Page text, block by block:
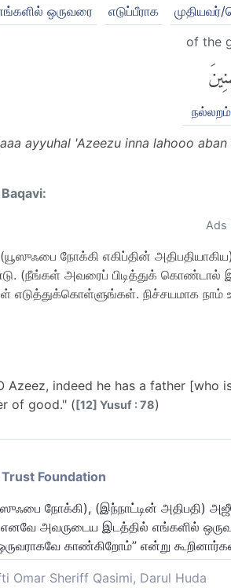
முதியவர்/
எடுப்பீராக
ஒருவரை
of the
ayyuhal 'Azeezu inna lahooo
Ads
நோக்கி எகிப்தின்
(நீங்கள் அவரைப் பிடித்துக் கொண்டால்
எடுத்துக்கொள்ளுங்கள். நிச்சயமாக நாம்
Azeez, indeed he has a father [who
of good." ([12] Yusuf : 78)
Foundation
நோக்கி), (இந்நாட்டின் அதிபதி)
எனவே அவருடைய இடத்தில் எங்களில்
காண்கிறோம்” என்று
Omar Sheriff Qasimi, Darul Huda